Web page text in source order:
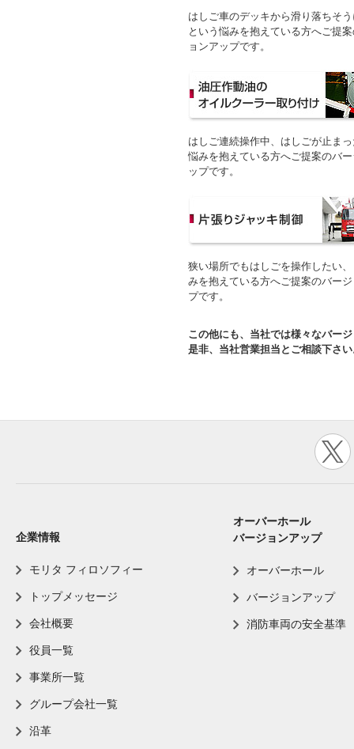
はしご車のデッキから滑り落ちそ
という悩みを抱えている方へご提
ョンアップです。
はしご連続操作中、はしごが止ま
悩みを抱えている方へご提案のバ
ップです。
狭い場所でもはしごを操作したい
みを抱えている方へご提案のバー
プです。
この他にも、当社では様々なバー
是非、当社営業担当とご相談下さ
企業情報
モリタ フィロソフィー
トップメッセージ
会社概要
役員一覧
事業所一覧
グループ会社一覧
沿革
オーバーホール
バージョンアップ
オーバーホール
バージョンアップ
消防車両の安全基準